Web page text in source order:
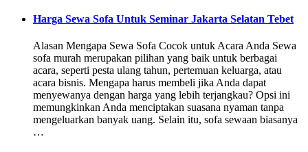
Harga Sewa Sofa Untuk Seminar Jakarta Selatan Tebet
Alasan Mengapa Sewa Sofa Cocok untuk Acara Anda Sewa
sofa murah merupakan pilihan yang baik untuk berbagai
acara, seperti pesta ulang tahun, pertemuan keluarga, atau
acara bisnis. Mengapa harus membeli jika Anda dapat
menyewanya dengan harga yang lebih terjangkau? Opsi ini
memungkinkan Anda menciptakan suasana nyaman tanpa
mengeluarkan banyak uang. Selain itu, sofa sewaan biasanya
…